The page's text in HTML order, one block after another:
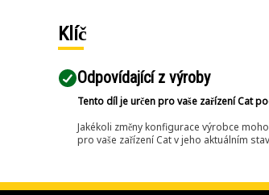
Klíč
Odpovídající z výroby
Tento díl je určen pro vaše zařízení Cat
Jakékoli změny konfigurace výrobce
pro vaše zařízení Cat v jeho aktuálním